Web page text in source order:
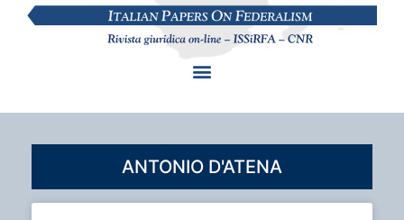
ANTONIO D'ATENA